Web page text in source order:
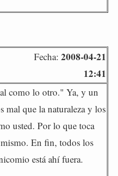
Fecha: 2008-04-21
12:41
como lo otro." Ya, y un
mal que la naturaleza y los
usted. Por lo que toca
En fin, todos los
está ahí fuera.